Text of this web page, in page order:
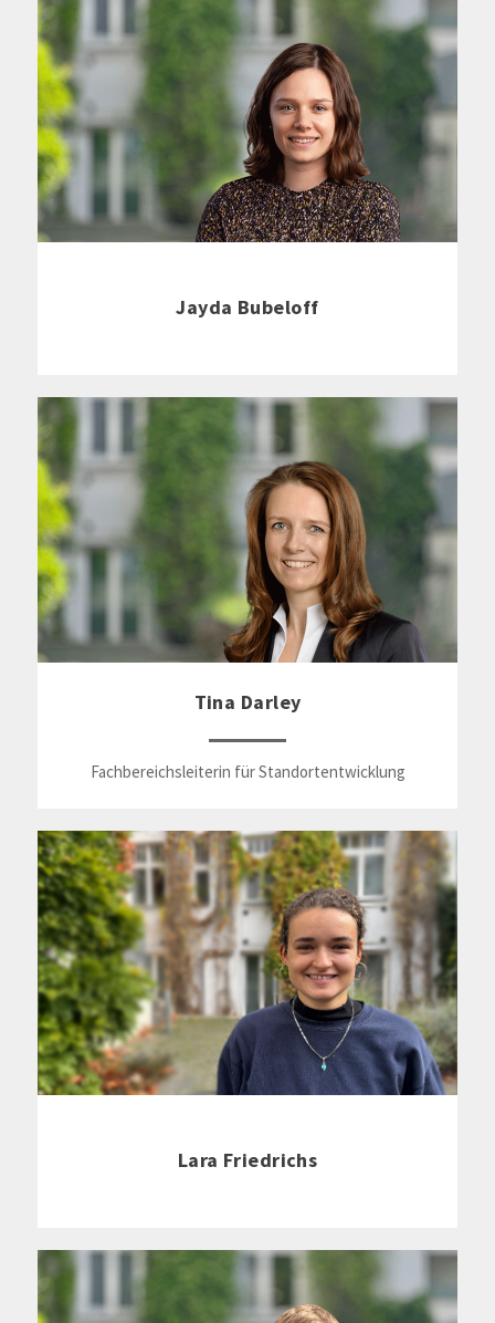
Jayda Bubeloff
Tina Darley
Fachbereichsleiterin für Standortentwicklung
Lara Friedrichs